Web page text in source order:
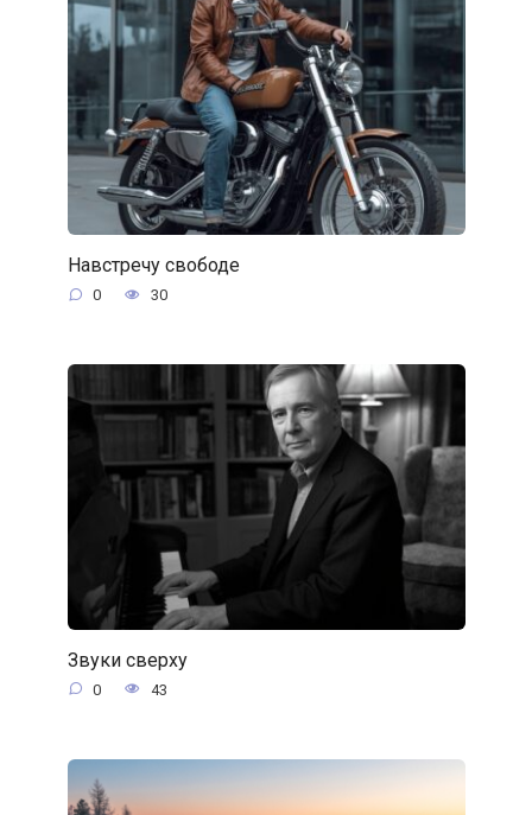
Навстречу свободе
0 30
Звуки сверху
0 43